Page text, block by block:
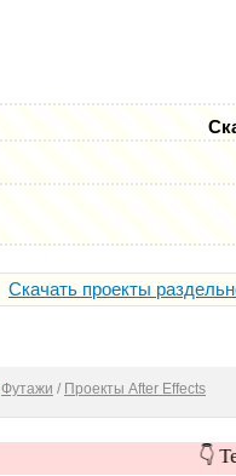
Скачать проекты
Футажи / Проекты After Effects
👇